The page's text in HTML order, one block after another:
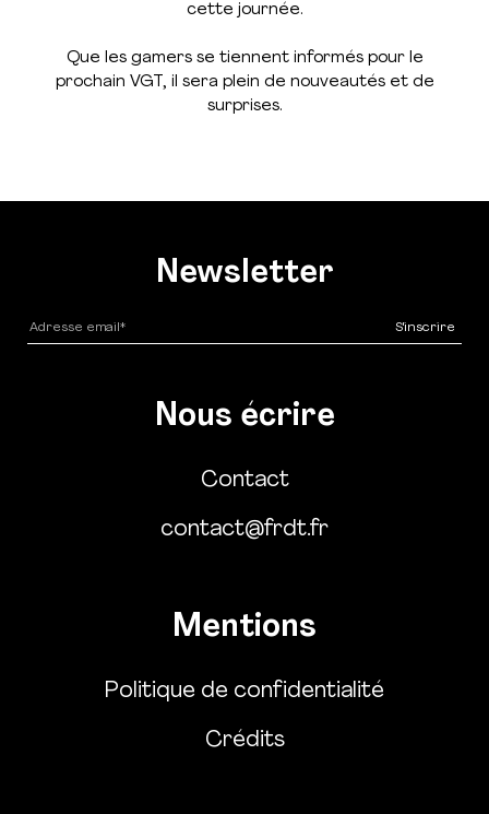
cette journée.
Que les gamers se tiennent informés pour le
prochain VGT, il sera plein de nouveautés et de
surprises.
Newsletter
Nous écrire
Contact
contact@frdt.fr
Mentions
Politique de confidentialité
Crédits